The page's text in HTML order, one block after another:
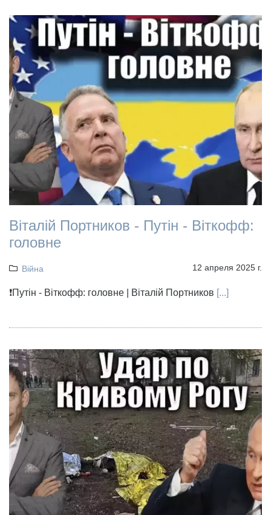
Віталій Портников - Путін - Віткофф:
головне
Війна 12 апреля 2025 г.
❗️Путін - Віткофф: головне | Віталій Портников [...]